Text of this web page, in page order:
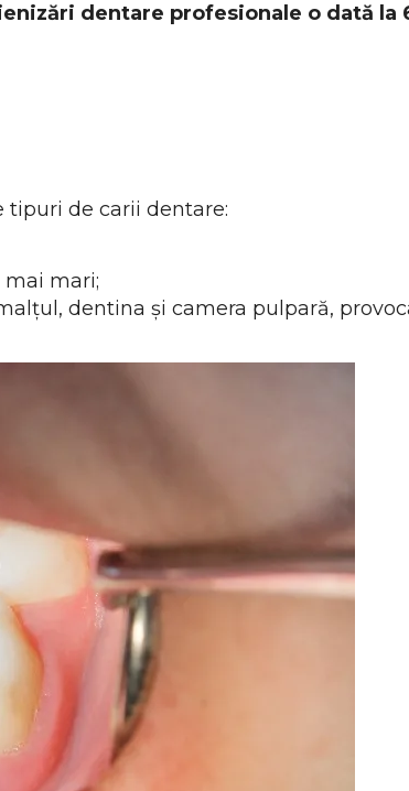
dentare profesionale o dată la
tipuri de carii dentare:
mari;
dentina și camera pulpară,